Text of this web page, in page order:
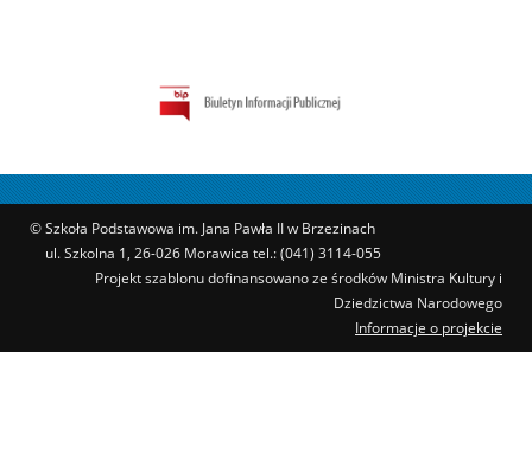
© Szkoła Podstawowa im. Jana Pawła II w Brzezinach
ul. Szkolna 1, 26-026 Morawica tel.: (041) 3114-055
Projekt szablonu dofinansowano ze środków Ministra Kultury i
Dziedzictwa Narodowego
Informacje o projekcie